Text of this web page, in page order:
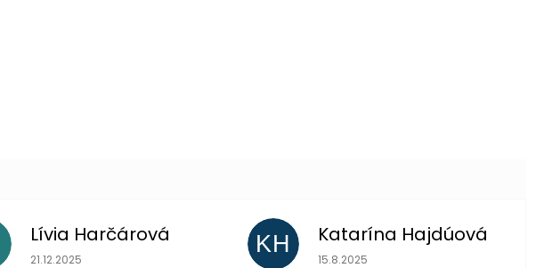
Lívia Harčárová
Hodnotenie obchodu je 5 z 5 hviezdičiek.
21.12.2025
KH Katarína Hajdúová
Hodnotenie obchodu je 5 z 5
15.8.2025